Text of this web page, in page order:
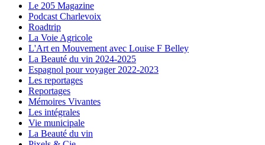
Le 205 Magazine
Podcast Charlevoix
Roadtrip
La Voie Agricole
L'Art en Mouvement avec Louise F Belley
La Beauté du vin 2024-2025
Espagnol pour voyager 2022-2023
Les reportages
Reportages
Mémoires Vivantes
Les intégrales
Vie municipale
La Beauté du vin